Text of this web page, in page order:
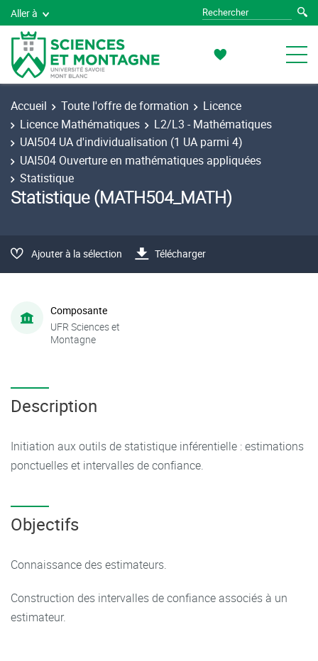
Aller à
Accueil Toute l'offre de formation
Licence
Licence Mathématiques
L2/L3 - Mathématiques
UAI504 UA d'individualisation (1 UA parmi 4)
UAI504 Ouverture en mathématiques appliquées
Statistique
Statistique (MATH504_MATH)
Ajouter à la sélection Télécharger
Composante
UFR Sciences et
Montagne
Description
Initiation aux outils de statistique inférentielle : estimations
ponctuelles et intervalles de confiance.
Objectifs
Connaissance des estimateurs.
Construction des intervalles de confiance associés à un
estimateur.